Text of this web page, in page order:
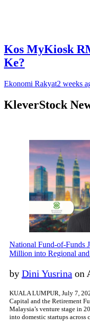
Kos MyKiosk
Ke?
Ekonomi Rakyat2 weeks
KleverStock
National Fund-of-Funds
Million into Regional
by Dini Yusrina on
KUALA LUMPUR, July 7,
Capital and the Retirement
Malaysia’s venture stage in
into domestic startups across